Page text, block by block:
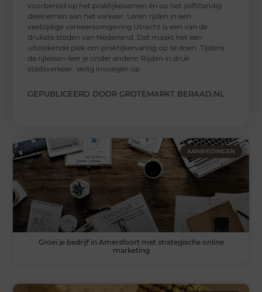
voorbereid op het praktijkexamen én op het zelfstandig
deelnemen aan het verkeer. Leren rijden in een
veelzijdige verkeersomgeving Utrecht is een van de
drukste steden van Nederland. Dat maakt het een
uitstekende plek om praktijkervaring op te doen. Tijdens
de rijlessen leer je onder andere: Rijden in druk
stadsverkeer. Veilig invoegen op
GEPUBLICEERD DOOR GROTEMARKT BERAAD.NL
AANBIEDINGEN
Groei je bedrijf in Amersfoort met strategische online
marketing